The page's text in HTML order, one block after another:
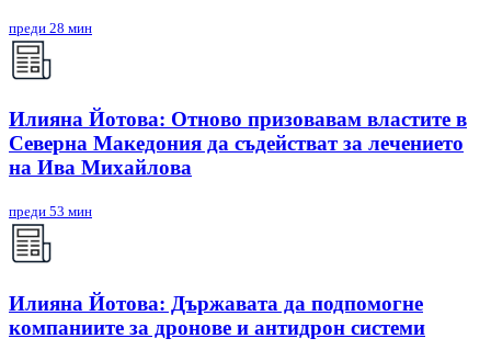
преди 28 мин
Илияна Йотова: Отново призовавам властите в
Северна Македония да съдействат за лечението
на Ива Михайлова
преди 53 мин
Илияна Йотова: Държавата да подпомогне
компаниите за дронове и антидрон системи